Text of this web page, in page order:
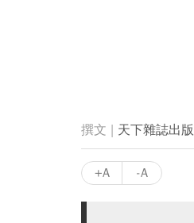
天下雜誌出版
+A -A